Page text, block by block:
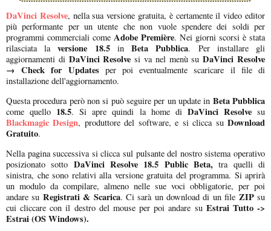
DaVinci Resolve, nella sua versione gratuita, è certamente il video editor
più performante per un utente che non vuole spendere dei soldi per
programmi commerciali come Adobe Première. Nei giorni scorsi è stata
rilasciata laversione 18.5inBeta Pubblica. Per installare gli
aggiornamenti di DaVinci Resolve si va nel menù suDaVinci Resolve
→ Check for Updatesper poi eventualmente scaricare il file di
installazione dell'aggiornamento.
Questa procedura però non si può seguire per un update in Beta Pubblica
come quello 18.5. Si apre quindi la home di DaVinci Resolvesu
Blackmagic Design, produttore del software, e si clicca suDownload
Gratuito.
Nella pagina successiva si clicca sul pulsante del nostro sistema operativo
posizionato sotto DaVinci Resolve 18.5 Public Beta, tra quelli di
sinistra, che sono relativi alla versione gratuita del programma. Si aprirà
un modulo da compilare, almeno nelle sue voci obbligatorie, per poi
andare su Registrati & Scarica. Ci sarà un download di un file ZIPsu
cui cliccare con il destro del mouse per poi andare su Estrai Tutto ->
Estrai (OS Windows).